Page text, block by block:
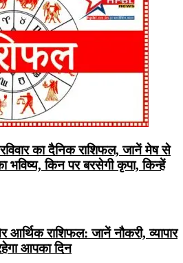
का दैनिक राशिफल, जानें मेष से
भविष्य, किन पर बरसेगी कृपा, किन्हें
राशिफल: जानें नौकरी, व्यापार
आपका दिन